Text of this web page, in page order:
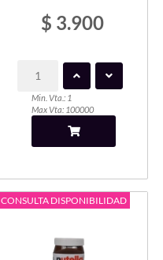
$ 3.900
Min. Vta.: 1
Max Vta: 100000
CONSULTA DISPONIBILIDAD